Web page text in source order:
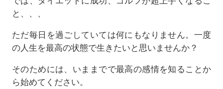
と、、、
ただ毎日を過ごしていては何にもなりません。一度
の人生を最高の状態で生きたいと思いませんか？
そのためには、いままでで最高の感情を知ることか
ら始めてください。